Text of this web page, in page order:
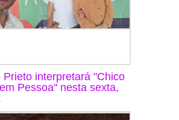
Prieto interpretará "Chico
Pessoa" nesta sexta,